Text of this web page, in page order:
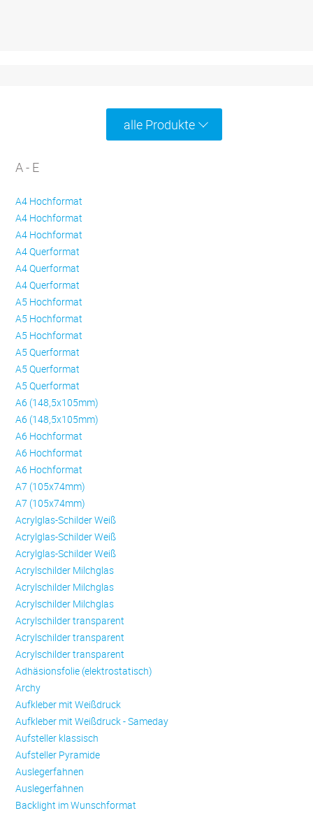
alle Produkte
A - E
A4 Hochformat
A4 Hochformat
A4 Hochformat
A4 Querformat
A4 Querformat
A4 Querformat
A5 Hochformat
A5 Hochformat
A5 Hochformat
A5 Querformat
A5 Querformat
A5 Querformat
A6 (148,5x105mm)
A6 (148,5x105mm)
A6 Hochformat
A6 Hochformat
A6 Hochformat
A7 (105x74mm)
A7 (105x74mm)
Acrylglas-Schilder Weiß
Acrylglas-Schilder Weiß
Acrylglas-Schilder Weiß
Acrylschilder Milchglas
Acrylschilder Milchglas
Acrylschilder Milchglas
Acrylschilder transparent
Acrylschilder transparent
Acrylschilder transparent
Adhäsionsfolie (elektrostatisch)
Archy
Aufkleber mit Weißdruck
Aufkleber mit Weißdruck - Sameday
Aufsteller klassisch
Aufsteller Pyramide
Auslegerfahnen
Auslegerfahnen
Backlight im Wunschformat